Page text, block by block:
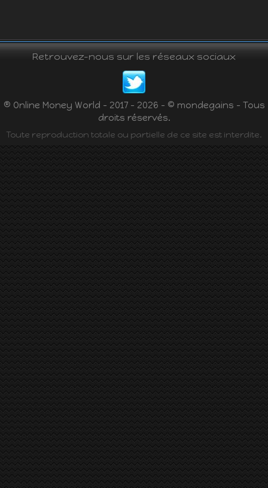
Retrouvez-nous sur les réseaux sociaux
® Online Money World - 2017 - 2026 - © mondegains - Tous
droits réservés.
Toute reproduction totale ou partielle de ce site est interdite.